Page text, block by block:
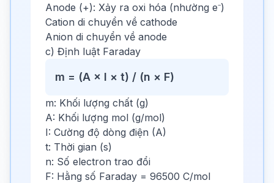
Anode (+): Xảy ra oxi hóa (nhường e⁻)
Cation di chuyển về cathode
Anion di chuyển về anode
c) Định luật Faraday
m = (A × I × t) / (n × F)
m: Khối lượng chất (g)
A: Khối lượng mol (g/mol)
I: Cường độ dòng điện (A)
t: Thời gian (s)
n: Số electron trao đổi
F: Hằng số Faraday = 96500 C/mol